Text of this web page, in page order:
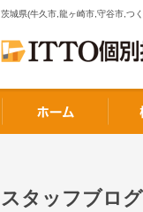
茨城県(牛久市,龍ヶ崎市,守谷市,つ
スタッフブログ